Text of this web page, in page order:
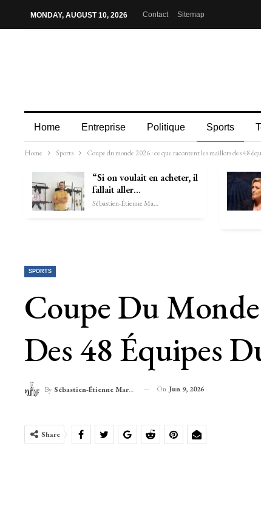
MONDAY, AUGUST 10, 2026 Contact Sitemap
Home Entreprise Politique Sports
Home Sports Coupe du monde 2026 : ce que racontent les maillots des 48
“Si on voulait en acheter, il
fallait aller…
Sébastien-Étienne Marechal
SPORTS
Coupe Du
Des 48 Équipes
By Sébastien-Étienne Marechal On Jun 9, 2026
Share